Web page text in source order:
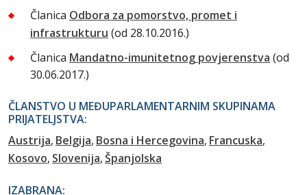
Članica Odbora za pomorstvo, promet i
infrastrukturu (od 28.10.2016.)
Članica Mandatno-imunitetnog povjerenstva (od
30.06.2017.)
ČLANSTVO U MEĐUPARLAMENTARNIM SKUPINAMA
PRIJATELJSTVA:
Austrija Belgija Bosna i Hercegovina Francuska
Kosovo Slovenija Španjolska
IZABRANA: